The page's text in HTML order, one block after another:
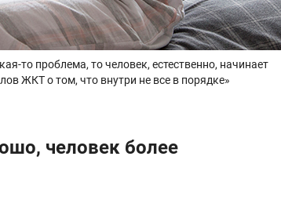
то проблема, то человек, естественно, начинает
ЖКТ о том, что внутри не все в порядке»
человек более